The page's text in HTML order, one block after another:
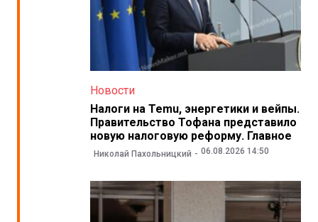
Новости
Налоги на Temu, энергетики и вейпы.
Правительство Тофана представило
новую налоговую реформу. Главное
Николай Пахольницкий 06.08.2026 14:50